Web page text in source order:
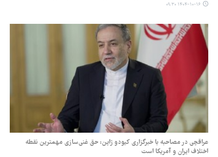
۱۴۰۴-۱۰-۱۶ ۰۹:۳۰
عراقچی در مصاحبه با خبرگزاری کیودو ژاپن: حق غنی‌سازی مهمترین نقطه
اختلاف ایران و آمریکا است